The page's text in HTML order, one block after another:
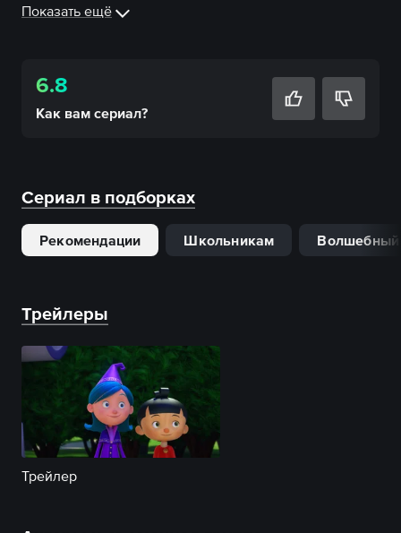
Показать ещё
6.8
Как вам сериал?
Сериал в подборках
Рекомендации Школьникам
Трейлеры
Трейлер